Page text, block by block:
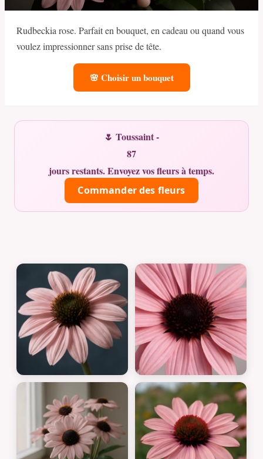
Rudbeckia rose. Parfait en bouquet, en cadeau ou quand vous
voulez impressionner sans prise de tête.
🌸 Choisir un bouquet
🌷 Toussaint -
87
jours restants. Envoyez vos fleurs à temps.
Commander des fleurs